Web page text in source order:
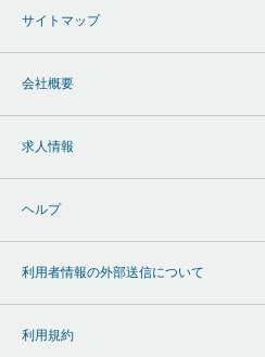
サイトマップ
会社概要
求人情報
ヘルプ
利用者情報の外部送信について
利用規約